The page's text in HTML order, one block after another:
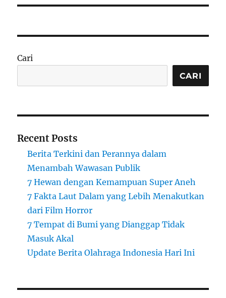
Cari
CARI
Recent Posts
Berita Terkini dan Perannya dalam
Menambah Wawasan Publik
7 Hewan dengan Kemampuan Super Aneh
7 Fakta Laut Dalam yang Lebih Menakutkan
dari Film Horror
7 Tempat di Bumi yang Dianggap Tidak
Masuk Akal
Update Berita Olahraga Indonesia Hari Ini